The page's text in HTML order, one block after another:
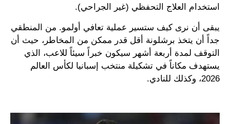
استخدام العلاج التحفظي (غير الجراحي).
يبقى أن نرى كيف ستسير عملية تعافي أولمو. من المنطقي
جداً أن يتخذ برشلونة أقل قدر ممكن من المخاطر، حيث أن
التوقف لمدة أربعة أشهر سيكون خبراً سيئاً للاعب، الذي
يستهدف مكاناً في تشكيلة منتخب إسبانيا لكأس العالم
2026، وكذلك للنادي.